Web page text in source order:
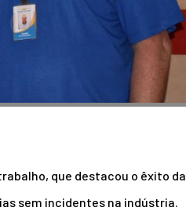
que destacou o êxito da
sem incidentes na indústria.